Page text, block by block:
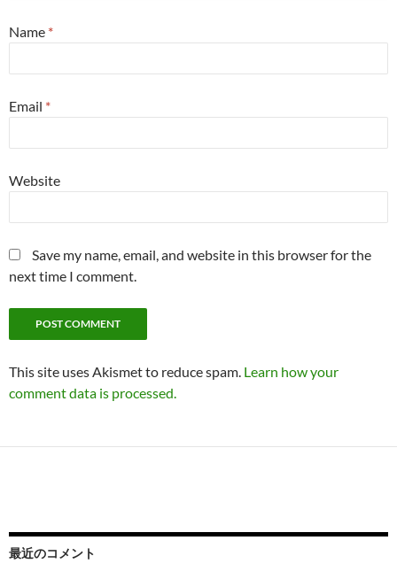
Name *
Email *
Website
Save my name, email, and website in this browser for the
next time I comment.
This site uses Akismet to reduce spam. Learn how your
comment data is processed.
最近のコメント